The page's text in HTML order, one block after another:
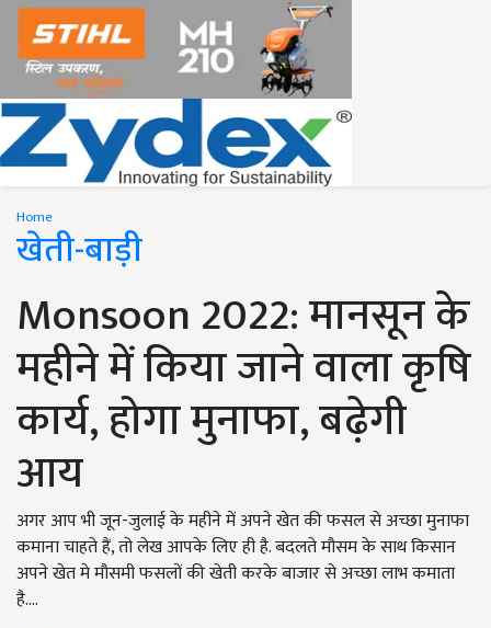
Home
खेती-बाड़ी
Monsoon 2022: मानसून के
महीने में किया जाने वाला कृषि
कार्य, होगा मुनाफा, बढ़ेगी
आय
अगर आप भी जून-जुलाई के महीने में अपने खेत की फसल से अच्छा मुनाफा
कमाना चाहते हैं, तो लेख आपके लिए ही है. बदलते मौसम के साथ किसान
अपने खेत मे मौसमी फसलों की खेती करके बाजार से अच्छा लाभ कमाता
है....